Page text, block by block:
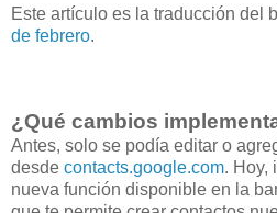
Este artículo es la traducción del
de febrero.
¿Qué cambios
Antes, solo se podía editar o
desde contacts.google.com. Hoy,
nueva función disponible en la